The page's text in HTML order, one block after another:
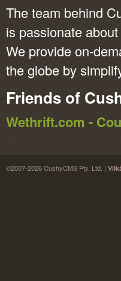
The team behind
is passionate
We provide on-
the globe by
Friends of
Wethrift.com -
©2007-2026 CushyCMS Pty. Ltd. |